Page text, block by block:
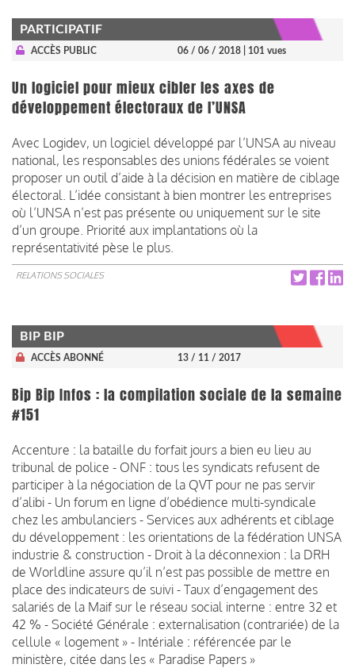
PARTICIPATIF
ACCÈS PUBLIC 06 / 06 / 2018 | 101 vues
Un logiciel pour mieux cibler les axes de
développement électoraux de l’UNSA
Avec Logidev, un logiciel développé par l’UNSA au niveau
national, les responsables des unions fédérales se voient
proposer un outil d’aide à la décision en matière de ciblage
électoral. L’idée consistant à bien montrer les entreprises
où l’UNSA n’est pas présente ou uniquement sur le site
d’un groupe. Priorité aux implantations où la
représentativité pèse le plus.
RELATIONS SOCIALES
BIP BIP
ACCÈS ABONNÉ 13 / 11 / 2017
Bip Bip Infos : la compilation sociale de la semaine
#151
Accenture : la bataille du forfait jours a bien eu lieu au
tribunal de police - ONF : tous les syndicats refusent de
participer à la négociation de la QVT pour ne pas servir
d’alibi - Un forum en ligne d’obédience multi-syndicale
chez les ambulanciers - Services aux adhérents et ciblage
du développement : les orientations de la fédération UNSA
industrie & construction - Droit à la déconnexion : la DRH
de Worldline assure qu’il n’est pas possible de mettre en
place des indicateurs de suivi - Taux d’engagement des
salariés de la Maif sur le réseau social interne : entre 32 et
42 % - Société Générale : externalisation (contrariée) de la
cellule « logement » - Intériale : référencée par le
ministère, citée dans les « Paradise Papers »